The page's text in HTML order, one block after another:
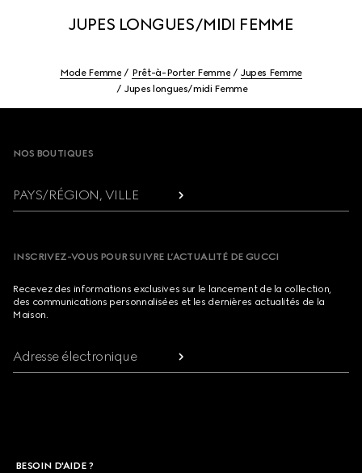
JUPES LONGUES/MIDI FEMME
Mode Femme Prêt-à-Porter Femme
Jupes Femme
Jupes longues/midi Femme
NOS BOUTIQUES
PAYS/RÉGION, VILLE
INSCRIVEZ-VOUS POUR SUIVRE L’ACTUALITÉ DE GUCCI
Recevez des informations exclusives sur le lancement de la collection,
des communications personnalisées et les dernières actualités de la
Maison.
Adresse électronique
BESOIN D'AIDE ?